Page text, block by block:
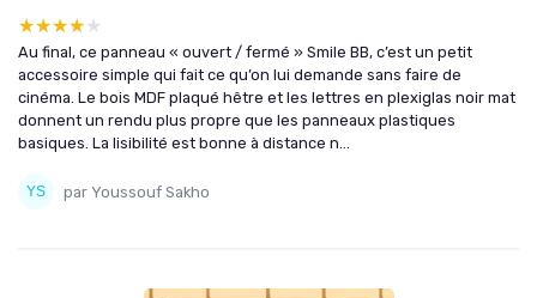
★★★★★
★★★★★
Au final, ce panneau « ouvert / fermé » Smile BB, c’est un petit
accessoire simple qui fait ce qu’on lui demande sans faire de
cinéma. Le bois MDF plaqué hêtre et les lettres en plexiglas noir mat
donnent un rendu plus propre que les panneaux plastiques
basiques. La lisibilité est bonne à distance n...
par Youssouf Sakho